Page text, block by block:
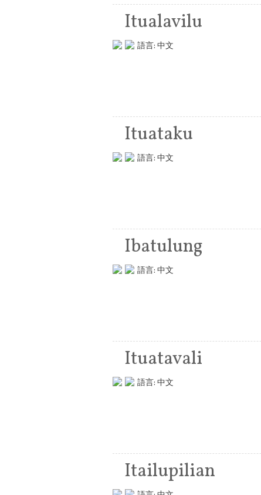
Itualavilu
語言: 中文
Ituataku
語言: 中文
Ibatulung
語言: 中文
Ituatavali
語言: 中文
Itailupilian